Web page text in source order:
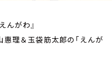
んがわ』
理＆玉袋筋太郎の「えんが